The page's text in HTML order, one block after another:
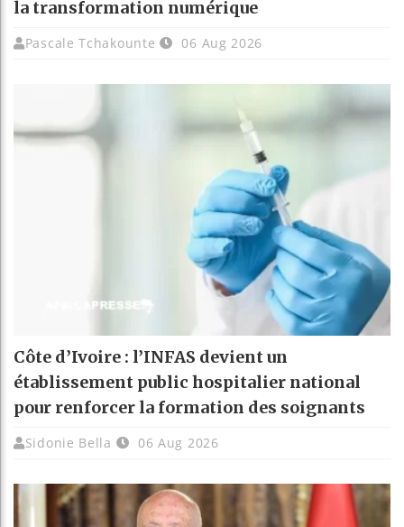
la transformation numérique
Pascale Tchakounte 06 Aug 2026
Côte d’Ivoire : l’INFAS devient un
établissement public hospitalier national
pour renforcer la formation des soignants
Sidonie Bella 06 Aug 2026